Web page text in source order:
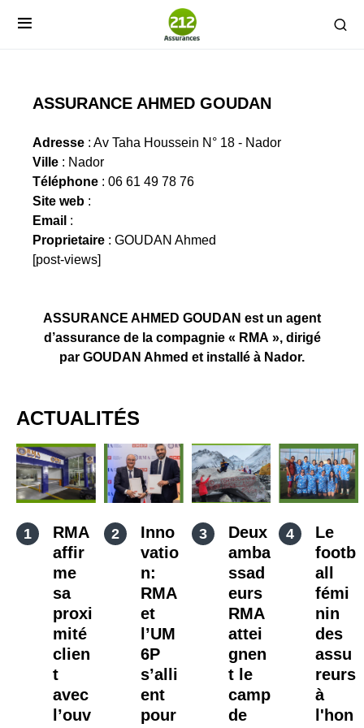
ASSURANCE AHMED GOUDAN
Adresse : Av Taha Houssein N° 18 - Nador
Ville : Nador
Téléphone : 06 61 49 78 76
Site web :
Email :
Proprietaire : GOUDAN Ahmed
[post-views]
ASSURANCE AHMED GOUDAN est un agent
d’assurance de la compagnie « RMA », dirigé
par GOUDAN Ahmed et installé à Nador.
ACTUALITÉS
RMA
affir
me
sa
proxi
mité
clien
t
avec
l’ouv
Inno
vatio
n:
RMA
et
l’UM
6P
s’alli
ent
pour
Deux
amba
ssad
eurs
RMA
attei
gnen
t le
camp
de
Le
footb
all
fémi
nin
des
assu
reurs
à
l'hon